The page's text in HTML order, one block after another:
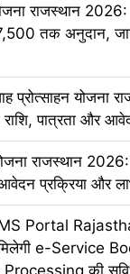
राजस्थान
तक अनुदान,
प्रोत्साहन योजना
राशि, पात्रता और
योजना राजस्थान
प्रक्रिया और
Portal
मिलेगी e-Service
की